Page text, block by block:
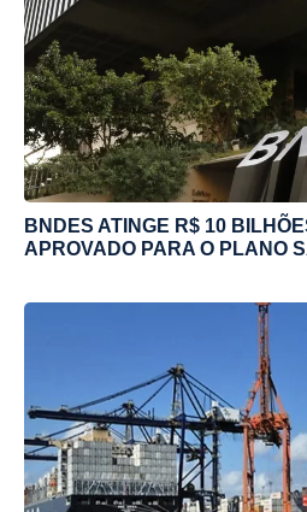
BNDES ATINGE R$ 10
APROVADO PARA O PLANO